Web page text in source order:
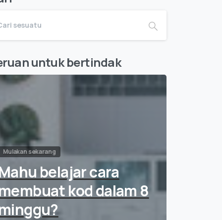
untuk bertindak
Mulakan sekarang
belajar cara
kod dalam 8